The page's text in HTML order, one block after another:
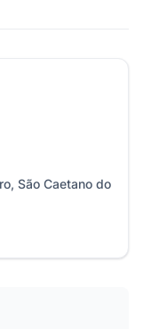
São Caetano do